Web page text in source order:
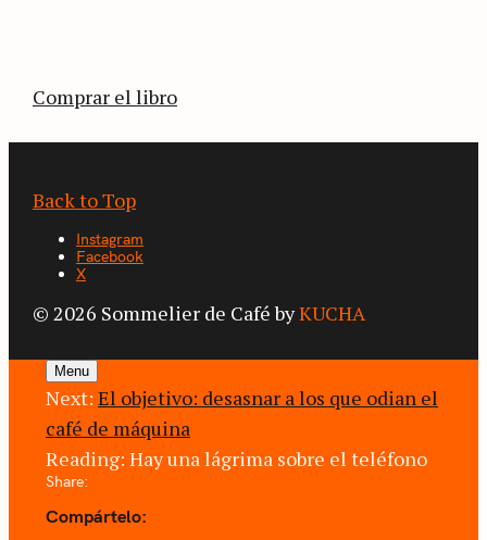
Comprar el libro
Back to Top
Instagram
Facebook
X
© 2026 Sommelier de Café byKUCHA
Menu
Next: El objetivo: desasnar a los que odian el
café de máquina
Reading: Hay una lágrima sobre el teléfono
Share:
Compártelo: